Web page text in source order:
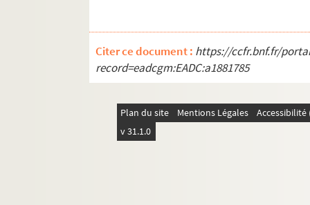
Citer ce document : https://ccfr.bnf.fr/
record=eadcgm:EADC:a1881785
Plan du site Mentions Légales
v 31.1.0